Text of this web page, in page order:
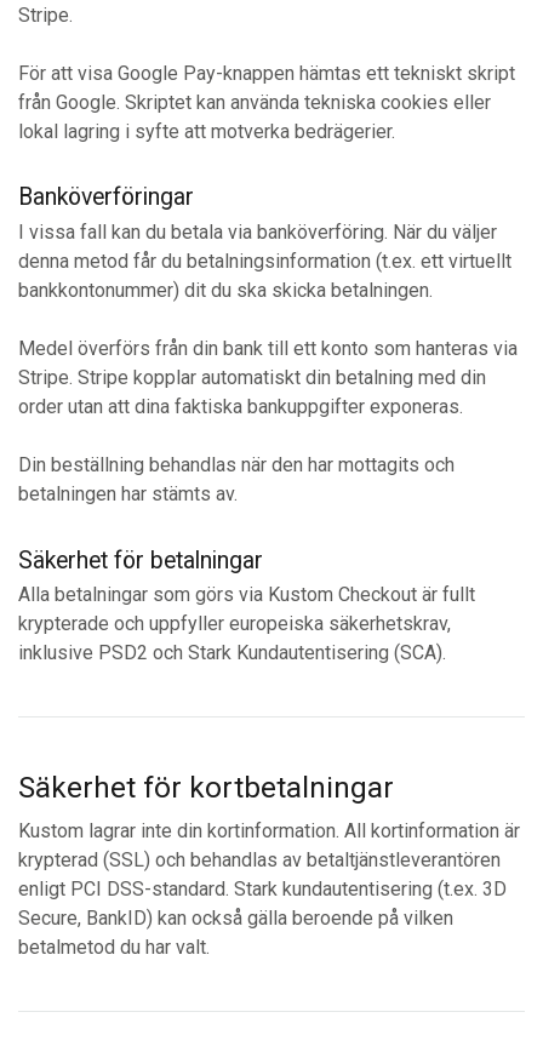
Stripe.
För att visa Google Pay-knappen hämtas ett tekniskt skript
från Google. Skriptet kan använda tekniska cookies eller
lokal lagring i syfte att motverka bedrägerier.
Banköverföringar
I vissa fall kan du betala via banköverföring. När du väljer
denna metod får du betalningsinformation (t.ex. ett virtuellt
bankkontonummer) dit du ska skicka betalningen.
Medel överförs från din bank till ett konto som hanteras via
Stripe. Stripe kopplar automatiskt din betalning med din
order utan att dina faktiska bankuppgifter exponeras.
Din beställning behandlas när den har mottagits och
betalningen har stämts av.
Säkerhet för betalningar
Alla betalningar som görs via Kustom Checkout är fullt
krypterade och uppfyller europeiska säkerhetskrav,
inklusive PSD2 och Stark Kundautentisering (SCA).
Säkerhet för kortbetalningar
Kustom lagrar inte din kortinformation. All kortinformation är
krypterad (SSL) och behandlas av betaltjänstleverantören
enligt PCI DSS-standard. Stark kundautentisering (t.ex. 3D
Secure, BankID) kan också gälla beroende på vilken
betalmetod du har valt.